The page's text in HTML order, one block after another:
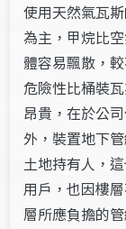
使用天然氣瓦
為主，甲烷比
體容易飄散，
危險性比桶裝
昂貴，在於公
外，裝置地下
土地持有人，
用戶，也因樓
層所應負擔的